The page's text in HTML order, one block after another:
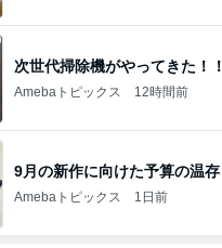
次世代掃除機がやってきた！！
Amebaトピックス 12時間前
9月の新作に向けた予算の温存
Amebaトピックス 1日前